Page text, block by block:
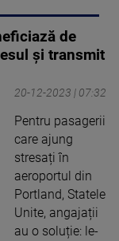
de
și transmit
20-12-2023 | 07:32
Pentru pasagerii
care ajung
stresați în
aeroportul din
Portland, Statele
Unite, angajații
au o soluție: le-